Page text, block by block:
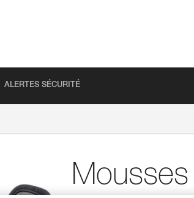
ALERTES SÉCURITÉ